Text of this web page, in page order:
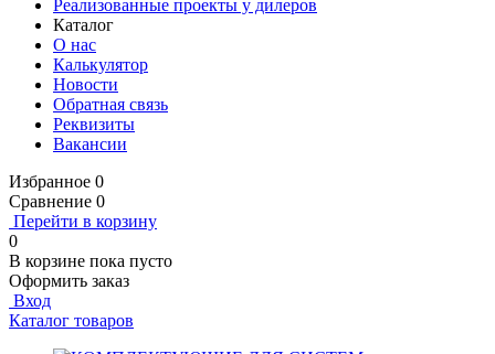
Реализованные проекты у дилеров
Каталог
О нас
Калькулятор
Новости
Обратная связь
Реквизиты
Вакансии
Избранное 0
Сравнение 0
Перейти в корзину
0
В корзине пока пусто
Оформить заказ
Вход
Каталог товаров